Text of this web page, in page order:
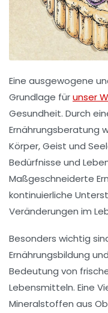
Eine ausgewogene
Grundlage fürunser
Gesundheit. Durch
Ernährungsberatung
Körper, Geist und
Bedürfnisse und
Maßgeschneiderte
kontinuierliche
Veränderungen im
Besonders wichtig
Ernährungsbildung
Bedeutung von
Lebensmitteln. Eine
Mineralstoffen aus